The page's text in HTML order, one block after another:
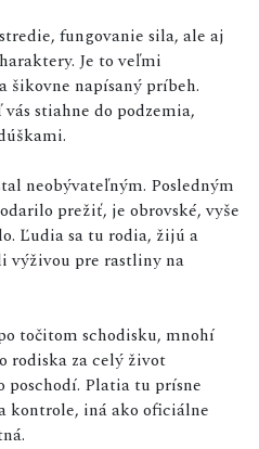
fungovanie sila, ale aj
Je to veľmi
šikovne napísaný príbeh.
stiahne do podzemia,
neobývateľným. Posledným
prežiť, je obrovské, vyše
Ľudia sa tu rodia, žijú a
výživou pre rastliny na
točitom schodisku, mnohí
rodiska za celý život
Platia tu prísne
kontrole, iná ako oficiálne